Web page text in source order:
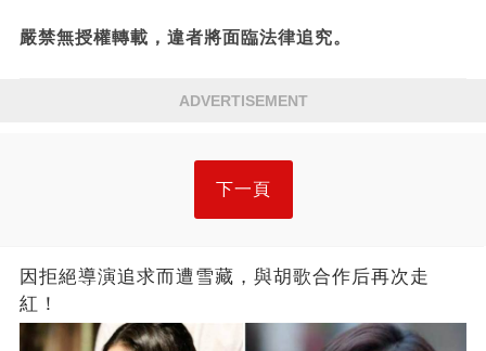
嚴禁無授權轉載，違者將面臨法律追究。
ADVERTISEMENT
下一頁
因拒絕導演追求而遭雪藏，與胡歌合作后再次走
紅！